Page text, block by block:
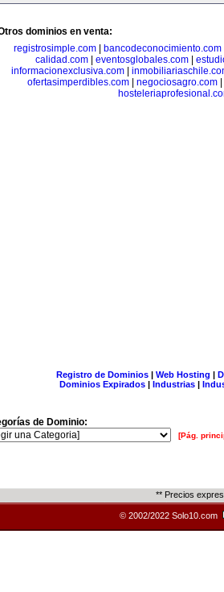
dominios en venta:
registrosimple.com
bancodeconocimiento.com
calidad.com
eventosglobales.com
informacionexclusiva.com|
ofertasimperdibles.com
negociosagro.com
Registro de Dominios| Web Hosting |
Dominios Expirados | Industrias |
de Dominio:
[Pág.
** Precios
© 2002/2022 Solo10.com